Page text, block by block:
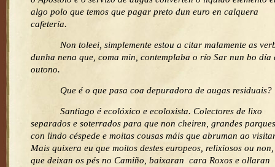
algo polo que temos que pagar preto dun euro en calquera
cafetería.
Non toleei, simplemente estou a citar malamente as
dunha nena que, coma min, contemplaba o río Sar nun bo día
outono.
Que é o que pasa coa depuradora de augas residuais?
Santiago é ecolóxico e ecoloxista. Colectores de lixo
separados e soterrados para que non cheiren, grandes parques
con lindo céspede e moitas cousas máis que abruman ao
Mais quixera eu que moitos destes europeos, relixiosos ou non,
que deixan os pés no Camiño, baixaran cara Roxos e ollaran